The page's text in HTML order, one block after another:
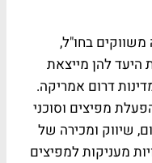
משווקים בחו"ל,
היעד להן מייצאת
דרום אמריקה.
מפיצים וסוכני
שיווק ומכירה של
מעניקות למפיצים